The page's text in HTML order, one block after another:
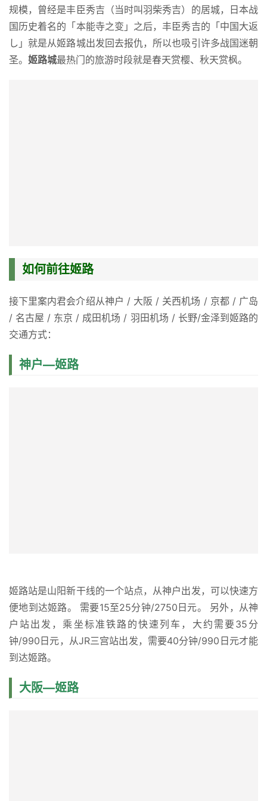
规模，曾经是丰臣秀吉（当时叫羽柴秀吉）的居城，日本战
国历史着名的「本能寺之变」之后，丰臣秀吉的「中国大返
し」就是从姬路城出发回去报仇，所以也吸引许多战国迷朝
圣。 姬路城最热门的旅游时段就是春天赏樱、秋天赏枫。
如何前往姬路
接下里案内君会介绍从神户 / 大阪 / 关西机场 / 京都 / 广岛
/ 名古屋 / 东京 / 成田机场 / 羽田机场 / 长野/金泽到姬路的
交通方式：
神户—姬路
姬路站是山阳新干线的一个站点，从神户出发，可以快速方
便地到达姬路。 需要15至25分钟/2750日元。 另外，从神
户站出发，乘坐标准铁路的快速列车，大约需要35分
钟/990日元，从JR三宫站出发，需要40分钟/990日元才能
到达姬路。
大阪—姬路